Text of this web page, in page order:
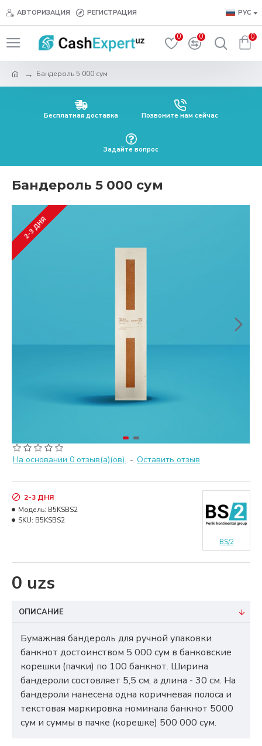
АВТОРИЗАЦИЯ РЕГИСТРАЦИЯ РУС
0 0 0
Бандероль 5 000 сум
Бесплатная доставка Позвоните нам сейчас
Задайте вопрос
Бандероль 5 000 сум
2-3 ДНЯ
На основании 0 отзыв(а)(ов). - Оставить отзыв
0 uzs
2-3 ДНЯ
Модель: B5KSBS2
SKU: B5KSBS2
BS/2
ОПИСАНИЕ
Бумажная бандероль для ручной упаковки
банкнот достоинством 5 000 сум в банковские
корешки (пачки) по 100 банкнот. Ширина
бандероли состовляет 5,5 см, а длина - 30 см. На
бандероли нанесена одна коричневая полоса и
текстовая маркировка номинала банкнот 5000
сум и суммы в пачке (корешке) 500 000 сум.